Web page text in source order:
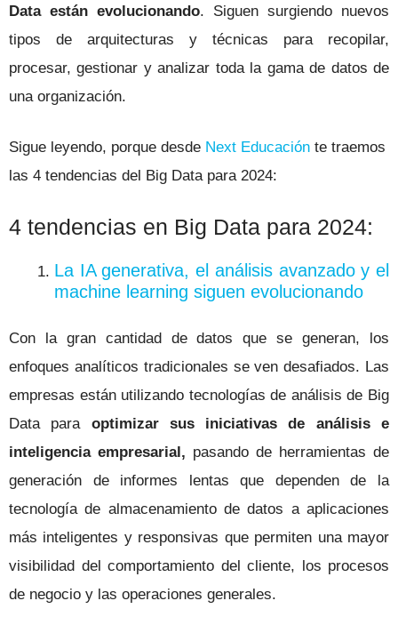
Data están evolucionando. Siguen surgiendo nuevos
tipos de arquitecturas y técnicas para recopilar,
procesar, gestionar y analizar toda la gama de datos de
una organización.
Sigue leyendo, porque desde Next Educación te traemos
las 4 tendencias del Big Data para 2024:
4 tendencias en Big Data para 2024:
La IA generativa, el análisis avanzado y el
machine learning siguen evolucionando
Con la gran cantidad de datos que se generan, los
enfoques analíticos tradicionales se ven desafiados. Las
empresas están utilizando tecnologías de análisis de Big
Data para optimizar sus iniciativas de análisis e
inteligencia empresarial, pasando de herramientas de
generación de informes lentas que dependen de la
tecnología de almacenamiento de datos a aplicaciones
más inteligentes y responsivas que permiten una mayor
visibilidad del comportamiento del cliente, los procesos
de negocio y las operaciones generales.